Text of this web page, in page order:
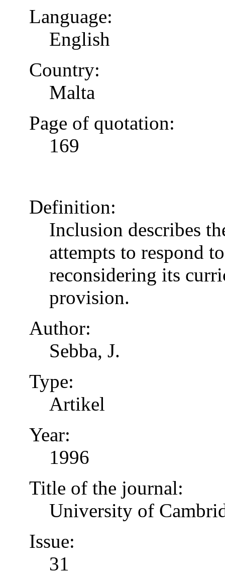
Language:
English
Country:
Malta
Page of quotation:
169
Definition:
Inclusion describes
attempts to respond
reconsidering its
provision.
Author:
Sebba, J.
Type:
Artikel
Year:
1996
Title of the journal:
University of
Issue:
31